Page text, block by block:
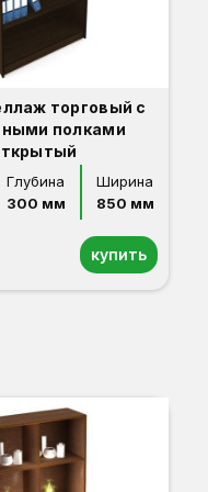
торговый с
полками
Глубина
300 мм
Ширина
850 мм
купить